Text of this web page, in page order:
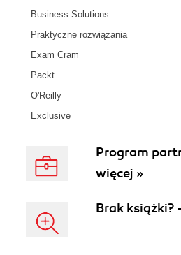
Business Solutions
Praktyczne rozwiązania
Exam Cram
Packt
O'Reilly
Exclusive
Program
więcej »
Brak książki?